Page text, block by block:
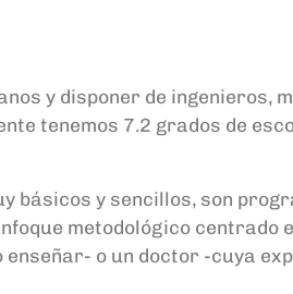
y disponer de ingenieros,
tenemos 7.2 grados de
básicos y sencillos, son
metodológico
o un doctor -cuya